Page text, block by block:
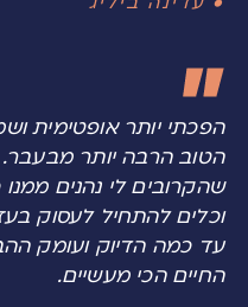
הפכתי יותר אופטימית
הטוב הרבה יותר מבעבר.
שהקרובים לי נהנים
וכלים להתחיל לעסוק
עד כמה הדיוק ועומק
החיים הכי מעשיים.